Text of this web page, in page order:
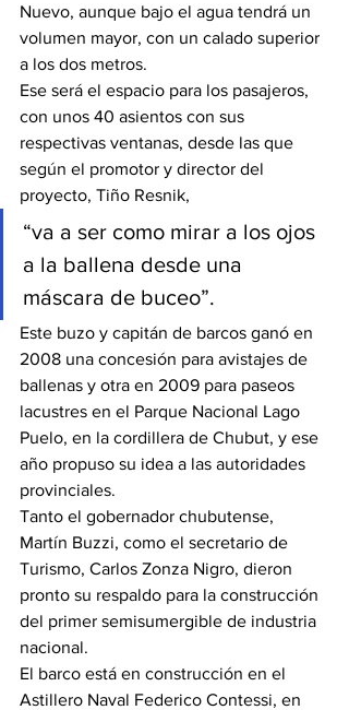
Nuevo, aunque bajo el agua tendrá un
volumen mayor, con un calado superior
a los dos metros.
Ese será el espacio para los pasajeros,
con unos 40 asientos con sus
respectivas ventanas, desde las que
según el promotor y director del
proyecto, Tiño Resnik,
“va a ser como mirar a los ojos
a la ballena desde una
máscara de buceo”.
Este buzo y capitán de barcos ganó en
2008 una concesión para avistajes de
ballenas y otra en 2009 para paseos
lacustres en el Parque Nacional Lago
Puelo, en la cordillera de Chubut, y ese
año propuso su idea a las autoridades
provinciales.
Tanto el gobernador chubutense,
Martín Buzzi, como el secretario de
Turismo, Carlos Zonza Nigro, dieron
pronto su respaldo para la construcción
del primer semisumergible de industria
nacional.
El barco está en construcción en el
Astillero Naval Federico Contessi, en